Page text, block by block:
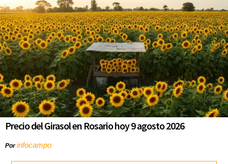
Precio del Girasol en Rosario hoy 9 agosto 2026
Porinfocampo